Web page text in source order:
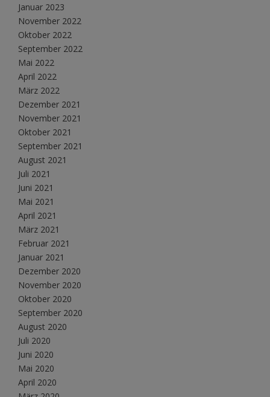
Januar 2023
November 2022
Oktober 2022
September 2022
Mai 2022
April 2022
März 2022
Dezember 2021
November 2021
Oktober 2021
September 2021
August 2021
Juli 2021
Juni 2021
Mai 2021
April 2021
März 2021
Februar 2021
Januar 2021
Dezember 2020
November 2020
Oktober 2020
September 2020
August 2020
Juli 2020
Juni 2020
Mai 2020
April 2020